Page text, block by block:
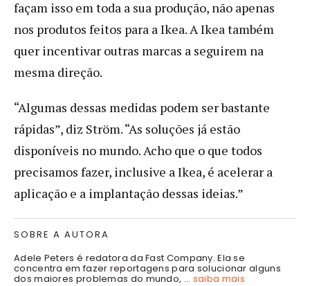
façam isso em toda a sua produção, não apenas
nos produtos feitos para a Ikea. A Ikea também
quer incentivar outras marcas a seguirem na
mesma direção.
“Algumas dessas medidas podem ser bastante
rápidas”, diz Ström. “As soluções já estão
disponíveis no mundo. Acho que o que todos
precisamos fazer, inclusive a Ikea, é acelerar a
aplicação e a implantação dessas ideias.”
SOBRE A AUTORA
Adele Peters é redatora da Fast Company. Ela se
concentra em fazer reportagens para solucionar alguns
dos maiores problemas do mundo, ... saiba mais